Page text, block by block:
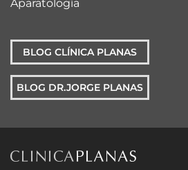
Aparatología
BLOG CLÍNICA PLANAS
BLOG DR.JORGE PLANAS